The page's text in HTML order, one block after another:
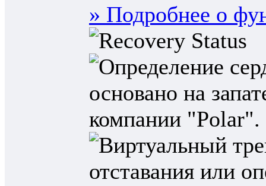
» Подробнее о